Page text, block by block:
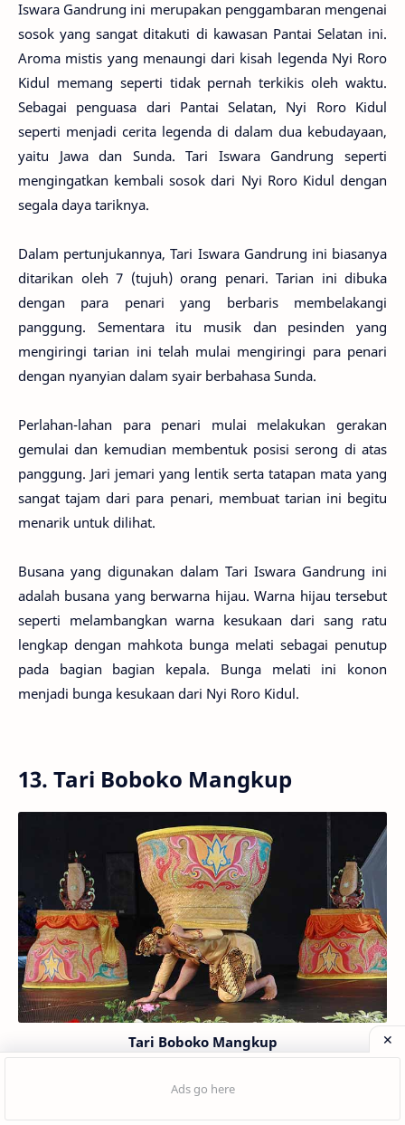
Iswara Gandrung ini merupakan penggambaran mengenai
sosok yang sangat ditakuti di kawasan Pantai Selatan ini.
Aroma mistis yang menaungi dari kisah legenda Nyi Roro
Kidul memang seperti tidak pernah terkikis oleh waktu.
Sebagai penguasa dari Pantai Selatan, Nyi Roro Kidul
seperti menjadi cerita legenda di dalam dua kebudayaan,
yaitu Jawa dan Sunda. Tari Iswara Gandrung seperti
mengingatkan kembali sosok dari Nyi Roro Kidul dengan
segala daya tariknya.
Dalam pertunjukannya, Tari Iswara Gandrung ini biasanya
ditarikan oleh 7 (tujuh) orang penari. Tarian ini dibuka
dengan para penari yang berbaris membelakangi
panggung. Sementara itu musik dan pesinden yang
mengiringi tarian ini telah mulai mengiringi para penari
dengan nyanyian dalam syair berbahasa Sunda.
Perlahan-lahan para penari mulai melakukan gerakan
gemulai dan kemudian membentuk posisi serong di atas
panggung. Jari jemari yang lentik serta tatapan mata yang
sangat tajam dari para penari, membuat tarian ini begitu
menarik untuk dilihat.
Busana yang digunakan dalam Tari Iswara Gandrung ini
adalah busana yang berwarna hijau. Warna hijau tersebut
seperti melambangkan warna kesukaan dari sang ratu
lengkap dengan mahkota bunga melati sebagai penutup
pada bagian bagian kepala. Bunga melati ini konon
menjadi bunga kesukaan dari Nyi Roro Kidul.
13. Tari Boboko Mangkup
Tari Boboko Mangkup
Tarian ini sangat identik dengan Boboko atau Bakul yang
1 comment